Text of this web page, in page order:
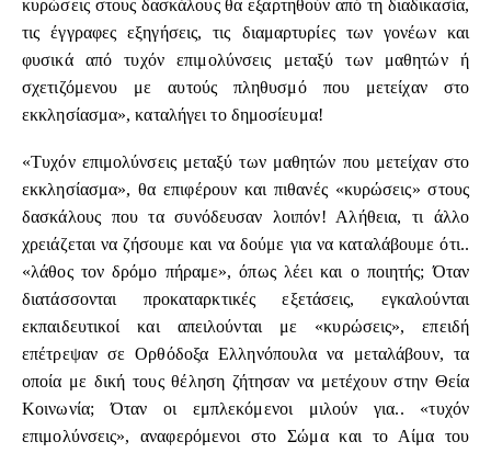
κυρώσεις στους δασκάλους θα εξαρτηθούν από τη διαδικασία,
τις έγγραφες εξηγήσεις, τις διαμαρτυρίες των γονέων και
φυσικά από τυχόν επιμολύνσεις μεταξύ των μαθητών ή
σχετιζόμενου με αυτούς πληθυσμό που μετείχαν στο
εκκλησίασμα», καταλήγει το δημοσίευμα!
«Τυχόν επιμολύνσεις μεταξύ των μαθητών που μετείχαν στο
εκκλησίασμα», θα επιφέρουν και πιθανές «κυρώσεις» στους
δασκάλους που τα συνόδευσαν λοιπόν! Αλήθεια, τι άλλο
χρειάζεται να ζήσουμε και να δούμε για να καταλάβουμε ότι..
«λάθος τον δρόμο πήραμε», όπως λέει και ο ποιητής; Όταν
διατάσσονται προκαταρκτικές εξετάσεις, εγκαλούνται
εκπαιδευτικοί και απειλούνται με «κυρώσεις», επειδή
επέτρεψαν σε Ορθόδοξα Ελληνόπουλα να μεταλάβουν, τα
οποία με δική τους θέληση ζήτησαν να μετέχουν στην Θεία
Κοινωνία; Όταν οι εμπλεκόμενοι μιλούν για.. «τυχόν
επιμολύνσεις», αναφερόμενοι στο Σώμα και το Αίμα του